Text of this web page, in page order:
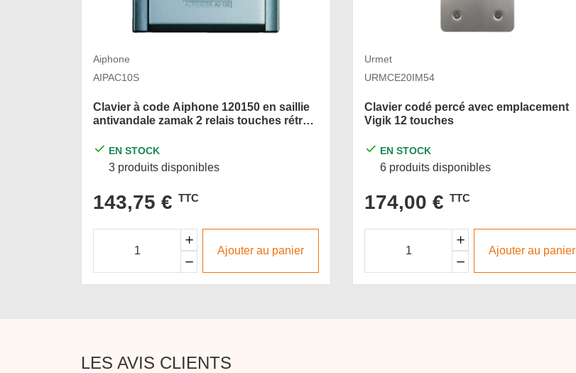
Aiphone
AIPAC10S
Clavier à code Aiphone 120150 en saillie
antivandale zamak 2 relais touches rétro-
EN STOCK
3 produits disponibles
143,75 € TTC
Ajouter au panier
Urmet
URMCE20IM54
Clavier codé percé avec emplacement
Vigik 12 touches
EN STOCK
6 produits disponibles
174,00 € TTC
Ajouter au panier
LES AVIS CLIENTS